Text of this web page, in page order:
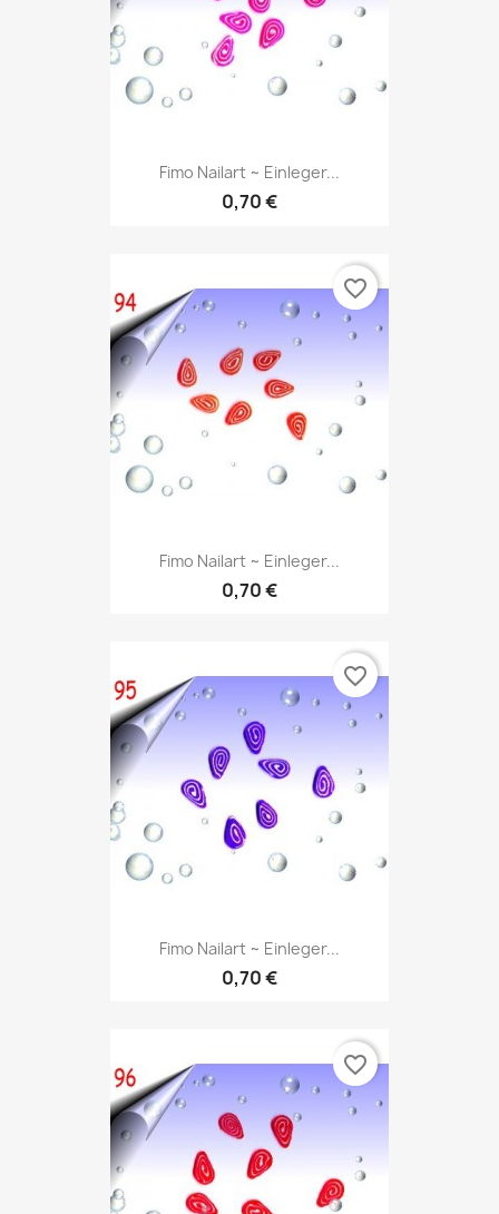
Fimo Nailart ~ Einleger...
0,70 €
Fimo Nailart ~ Einleger...
0,70 €
favorite_border
Fimo Nailart ~ Einleger...
0,70 €
favorite_border
favorite_border